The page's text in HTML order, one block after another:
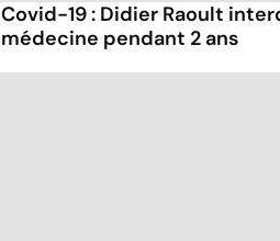
Covid-19 : Didier Raoult
médecine pendant 2 ans